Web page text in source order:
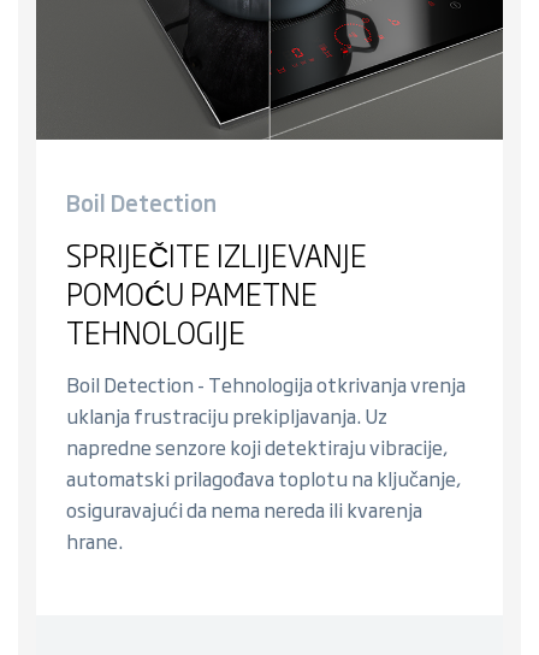
Boil Detection
SPRIJEČITE IZLIJEVANJE
POMOĆU PAMETNE
TEHNOLOGIJE
Boil Detection - Tehnologija otkrivanja vrenja
uklanja frustraciju prekipljavanja. Uz
napredne senzore koji detektiraju vibracije,
automatski prilagođava toplotu na ključanje,
osiguravajući da nema nereda ili kvarenja
hrane.